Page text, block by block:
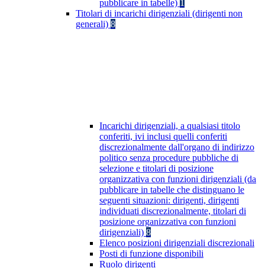
pubblicare in tabelle) 1
Titolari di incarichi dirigenziali (dirigenti non
generali) 8
Incarichi dirigenziali, a qualsiasi titolo
conferiti, ivi inclusi quelli conferiti
discrezionalmente dall'organo di indirizzo
politico senza procedure pubbliche di
selezione e titolari di posizione
organizzativa con funzioni dirigenziali (da
pubblicare in tabelle che distinguano le
seguenti situazioni: dirigenti, dirigenti
individuati discrezionalmente, titolari di
posizione organizzativa con funzioni
dirigenziali) 8
Elenco posizioni dirigenziali discrezionali
Posti di funzione disponibili
Ruolo dirigenti